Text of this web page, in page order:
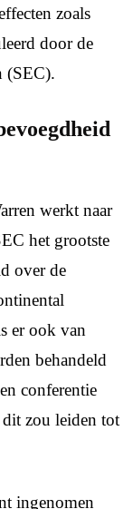
zoals
door de
(SEC).
werkt naar
het grootste
over de
er ook van
behandeld
conferentie
zou leiden tot
ingenomen